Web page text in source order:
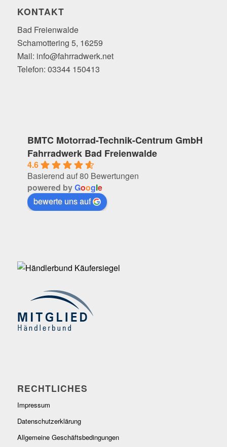
KONTAKT
Bad Freienwalde
Schamottering 5, 16259
Mail: info@fahrradwerk.net
Telefon: 03344 150413
BMTC Motorrad-Technik-Centrum GmbH
Fahrradwerk Bad Freienwalde
4.6
Basierend auf 80 Bewertungen
powered byGoogle
bewerte uns auf
RECHTLICHES
Impressum
Datenschutzerklärung
Allgemeine Geschäftsbedingungen